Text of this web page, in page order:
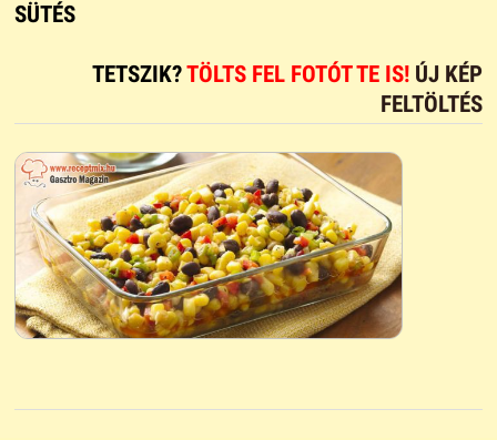
SÜTÉS
TETSZIK?TÖLTS FEL FOTÓT TE IS! ÚJ KÉP
FELTÖLTÉS